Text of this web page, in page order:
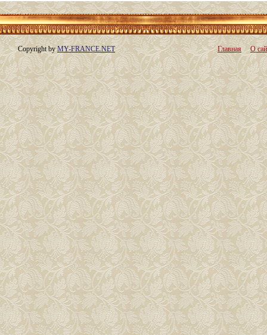
Copyright byMY-FRANCE.NET Главная О